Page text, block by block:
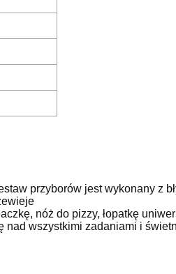
przyborów jest wykonany z
nóż do pizzy, łopatkę
wszystkimi zadaniami i